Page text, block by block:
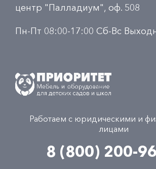
центр "Палладиум", оф. 508
Пн-Пт 08:00-17:00 Сб-Вс
Работаем с юридическими и
лицами
8 (800) 200-